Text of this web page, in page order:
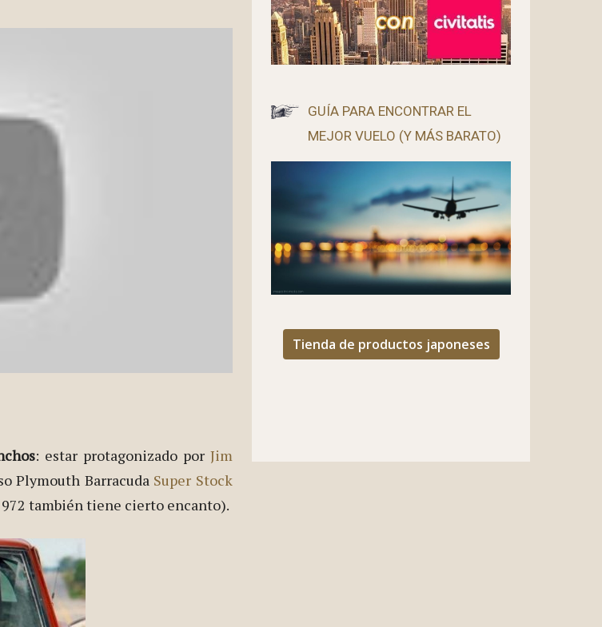
: estar protagonizado porJim
Plymouth Barracuda Super Stock
también tiene cierto encanto).
GUÍA PARA ENCONTRAR EL
MEJOR VUELO (Y MÁS BARATO)
Tienda de productos japoneses